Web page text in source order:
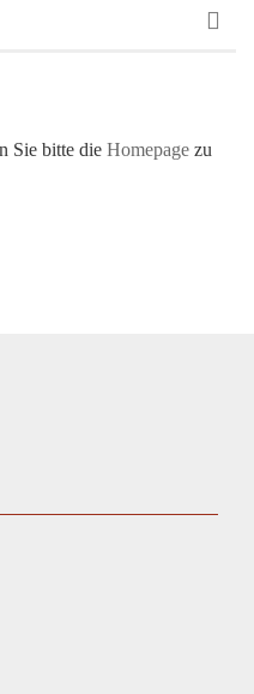
Sie bitte die Homepage zu